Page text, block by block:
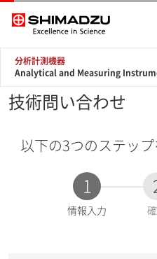
分析計測機器
Analytical and Measuring
技術問い合わせ
以下の3つのステップ
1
現
情報入力